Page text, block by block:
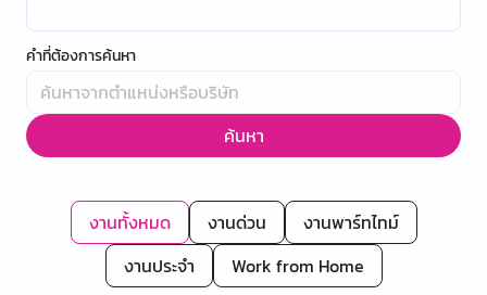
คำที่ต้องการค้นหา
ค้นหา
งานทั้งหมด งานด่วน
งานพาร์ทไทม์
งานประจำ
Work from Home